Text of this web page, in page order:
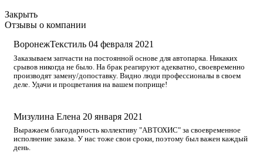
Закрыть
Отзывы о компании
ВоронежТекстиль 04 февраля 2021
Заказываем запчасти на постоянной основе для автопарка. Никаких
срывов никогда не было. На брак реагируют адекватно, своевременно
производят замену/допоставку. Видно люди профессионалы в своем
деле. Удачи и процветания на вашем поприще!
Мизулина Елена 20 января 2021
Выражаем благодарность коллективу "АВТОХИС" за своевременное
исполнение заказа. У нас тоже свои сроки, поэтому был важен каждый
день.